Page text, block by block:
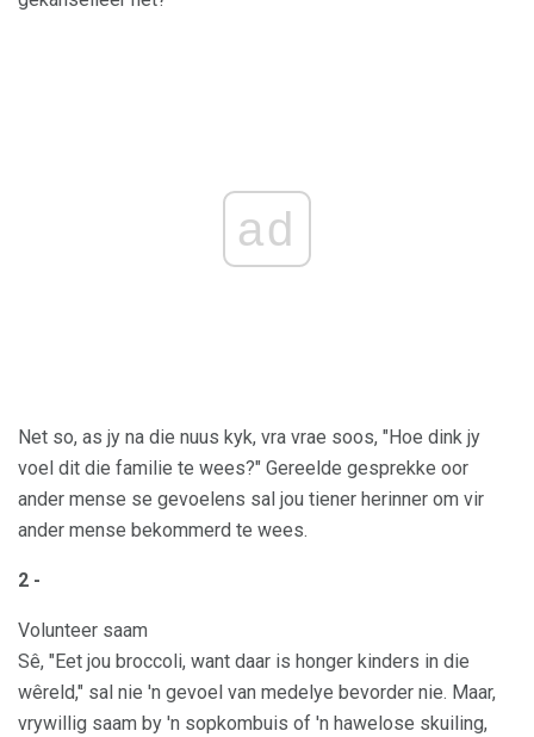
ad
Net so, as jy na die nuus kyk, vra vrae soos, "Hoe dink jy
voel dit die familie te wees?" Gereelde gesprekke oor
ander mense se gevoelens sal jou tiener herinner om vir
ander mense bekommerd te wees.
2 -
Volunteer saam
Sê, "Eet jou broccoli, want daar is honger kinders in die
wêreld," sal nie 'n gevoel van medelye bevorder nie. Maar,
vrywillig saam by 'n sopkombuis of 'n hawelose skuiling,